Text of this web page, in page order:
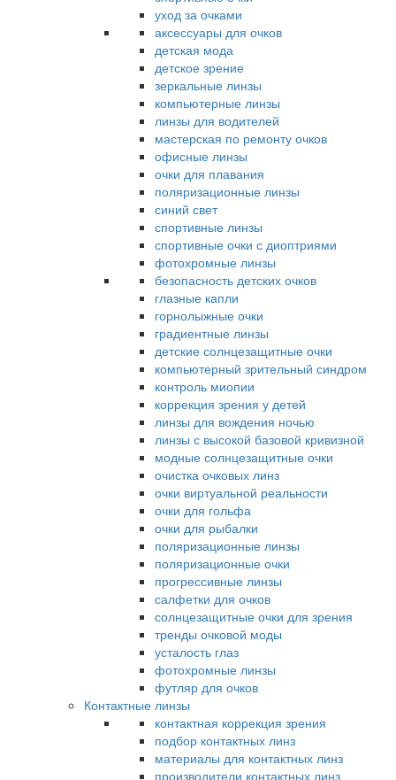
уход за очками
аксессуары для очков
детская мода
детское зрение
зеркальные линзы
компьютерные линзы
линзы для водителей
мастерская по ремонту очков
офисные линзы
очки для плавания
поляризационные линзы
синий свет
спортивные линзы
спортивные очки с диоптриями
фотохромные линзы
безопасность детских очков
глазные капли
горнолыжные очки
градиентные линзы
детские солнцезащитные очки
компьютерный зрительный синдром
контроль миопии
коррекция зрения у детей
линзы для вождения ночью
линзы с высокой базовой кривизной
модные солнцезащитные очки
очистка очковых линз
очки виртуальной реальности
очки для гольфа
очки для рыбалки
поляризационные линзы
поляризационные очки
прогрессивные линзы
салфетки для очков
солнцезащитные очки для зрения
тренды очковой моды
усталость глаз
фотохромные линзы
футляр для очков
Контактные линзы
контактная коррекция зрения
подбор контактных линз
материалы для контактных линз
производители контактных линз